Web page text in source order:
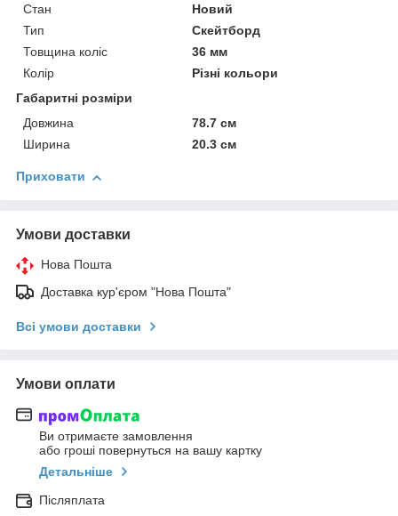
Стан
Новий
Тип
Скейтборд
Товщина коліс
36 мм
Колір
Різні кольори
Габаритні розміри
Довжина
78.7 см
Ширина
20.3 см
Приховати
Умови доставки
Нова Пошта
Доставка кур'єром "Нова Пошта"
Всі умови доставки
Умови оплати
Ви отримаєте замовлення
або гроші повернуться на вашу картку
Детальніше
Післяплата